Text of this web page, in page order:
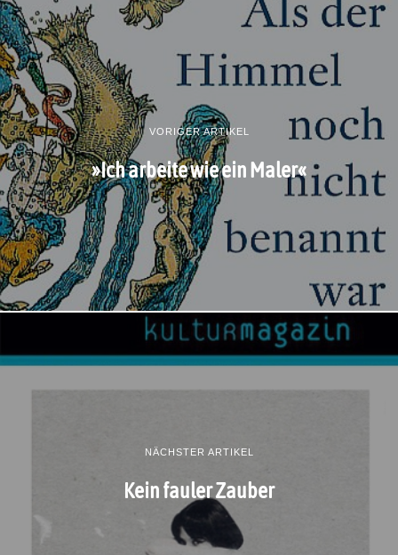
VORIGER ARTIKEL
»Ich arbeite wie ein Maler«
NÄCHSTER ARTIKEL
Kein fauler Zauber